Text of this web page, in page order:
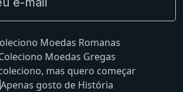
Moedas Romanas
Moedas Gregas
mas quero começar
Apenas gosto de História